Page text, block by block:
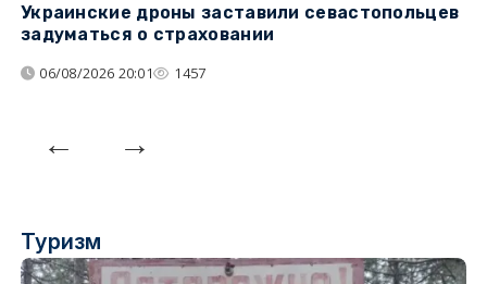
Украинские дроны заставили севастопольцев
задуматься о страховании
06/08/2026 20:01 1457
Туризм